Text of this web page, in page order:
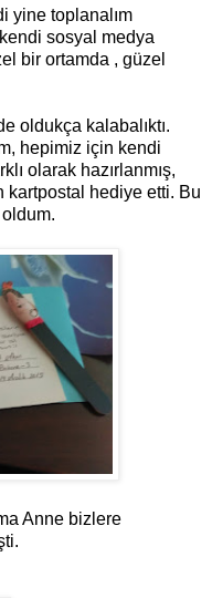
yine toplanalım
sosyal medya
bir ortamda , güzel
oldukça kalabalıktı.
hepimiz için kendi
olarak hazırlanmış,
kartpostal hediye etti. Bu
oldum.
Anne bizlere